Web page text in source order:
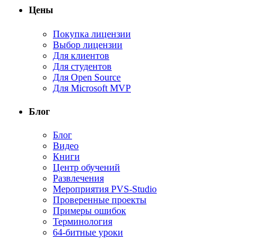
Цены
Покупка лицензии
Выбор лицензии
Для клиентов
Для студентов
Для Open Source
Для Microsoft MVP
Блог
Блог
Видео
Книги
Центр обучений
Развлечения
Мероприятия PVS-Studio
Проверенные проекты
Примеры ошибок
Терминология
64-битные уроки